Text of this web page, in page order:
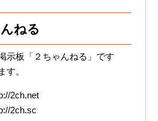
ねる
示板「２ちゃんねる」です
す。
2ch.net
2ch.sc